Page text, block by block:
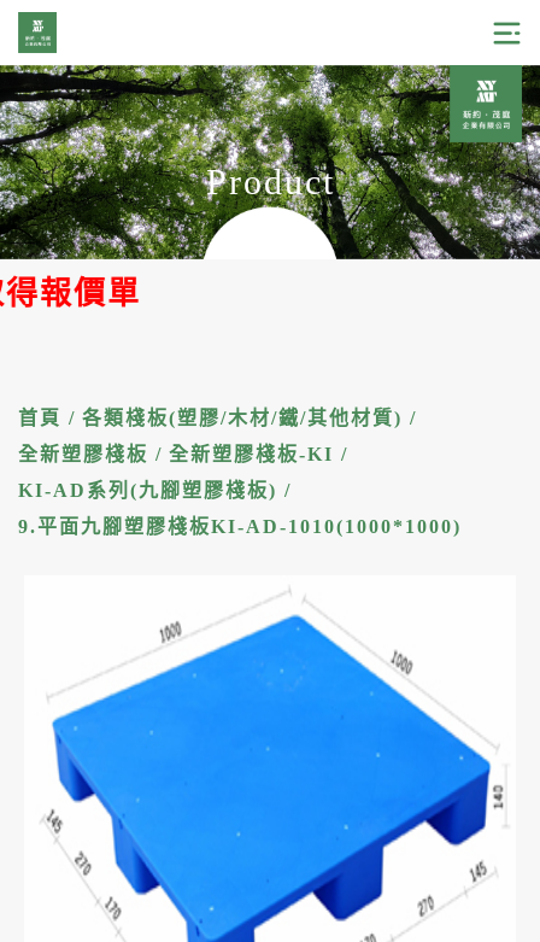
Product
單
首頁 / 各類棧板(塑膠/木材/鐵/其他材質) /
全新塑膠棧板 / 全新塑膠棧板-KI /
KI-AD系列(九腳塑膠棧板) /
9.平面九腳塑膠棧板KI-AD-1010(1000*1000)